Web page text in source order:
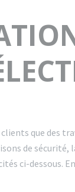
que des
de
ci-dessous.